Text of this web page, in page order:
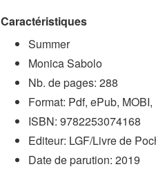
Caractéristiques
Summer
Monica Sabolo
Nb. de pages: 288
Format: Pdf, ePub,
ISBN: 9782253074168
Editeur: LGF/Livre de
Date de parution: 2019